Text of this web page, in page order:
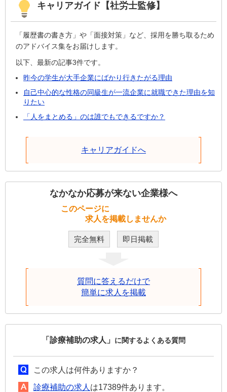
キャリアガイド【社労士監修】
「履歴書の書き方」や「面接対策」など、採用を勝ち取るため
のアドバイス集をお届けします。
以下、最新の記事3件です。
昨今の学生が大手企業にばかり行きたがる理由
自己中心的な性格の同級生が一流企業に就職できた理由を知
りたい
「人をまとめる」のは誰でもできるですか？
キャリアガイドへ
なかなか応募が来ない企業様へ
このページに
求人を掲載しませんか
完全無料 即日掲載
質問に答えるだけで
簡単に求人を掲載
「診療補助の求人」 に関するよくある質問
この求人は何件ありますか？
診療補助の求人 は17389件あります。